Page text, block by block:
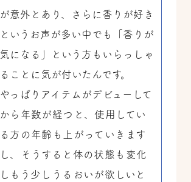
が意外とあり、さらに香りが好き
というお声が多い中でも「香りが
気になる」という方もいらっしゃ
ることに気が付いたんです。
やっぱりアイテムがデビューして
から年数が経つと、使用してい
る方の年齢も上がっていきます
し、そうすると体の状態も変化
しもう少しうるおいが欲しいと